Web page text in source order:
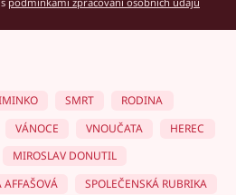
SMRT
RODINA
VÁNOCE VNOUČATA
HEREC
MIROSLAV DONUTIL
AFFAŠOVÁ
SPOLEČENSKÁ RUBRIKA